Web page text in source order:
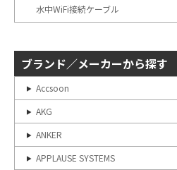
水中WiFi接続ケーブル
ブランド／メーカーから探す
Accsoon
AKG
ANKER
APPLAUSE SYSTEMS